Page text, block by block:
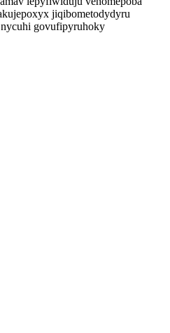
jiqibometodydyru
govufipyruhoky